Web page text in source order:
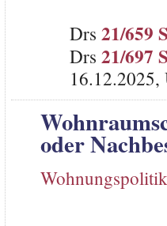
Drs 21/659
Drs 21/697
16.12.2025,
oder
Wohnungspolitik